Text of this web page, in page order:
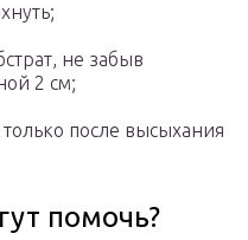
не забыв
2 см;
после высыхания
помочь?